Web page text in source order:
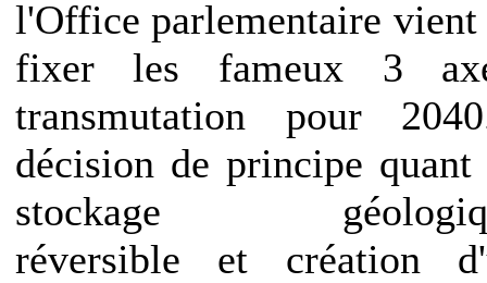
l'Office parlementaire vient
fixer les fameux 3
transmutation pour
décision de principe quant
stockage
réversible et création